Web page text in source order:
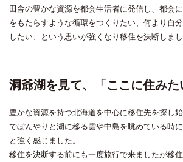
田舎の豊かな資源を都会生活者に発信し、都会
をもたらすような循環をつくりたい、何より自
したい、という思いが強くなり移住を決断しまし
洞爺湖を見て、「ここに住みた
豊かな資源を持つ北海道を中心に移住先を探し
でぼんやりと湖に移る雲や中島を眺めている時
と強く感じました。
移住を決断する前にも一度旅行で来ましたが移